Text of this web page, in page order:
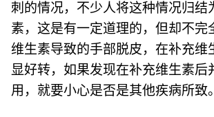
刺的情况，不少人将这种情况归结
素，这是有一定道理的，但却不完
维生素导致的手部脱皮，在补充维
显好转，如果发现在补充维生素后
用，就要小心是否是其他疾病所致。